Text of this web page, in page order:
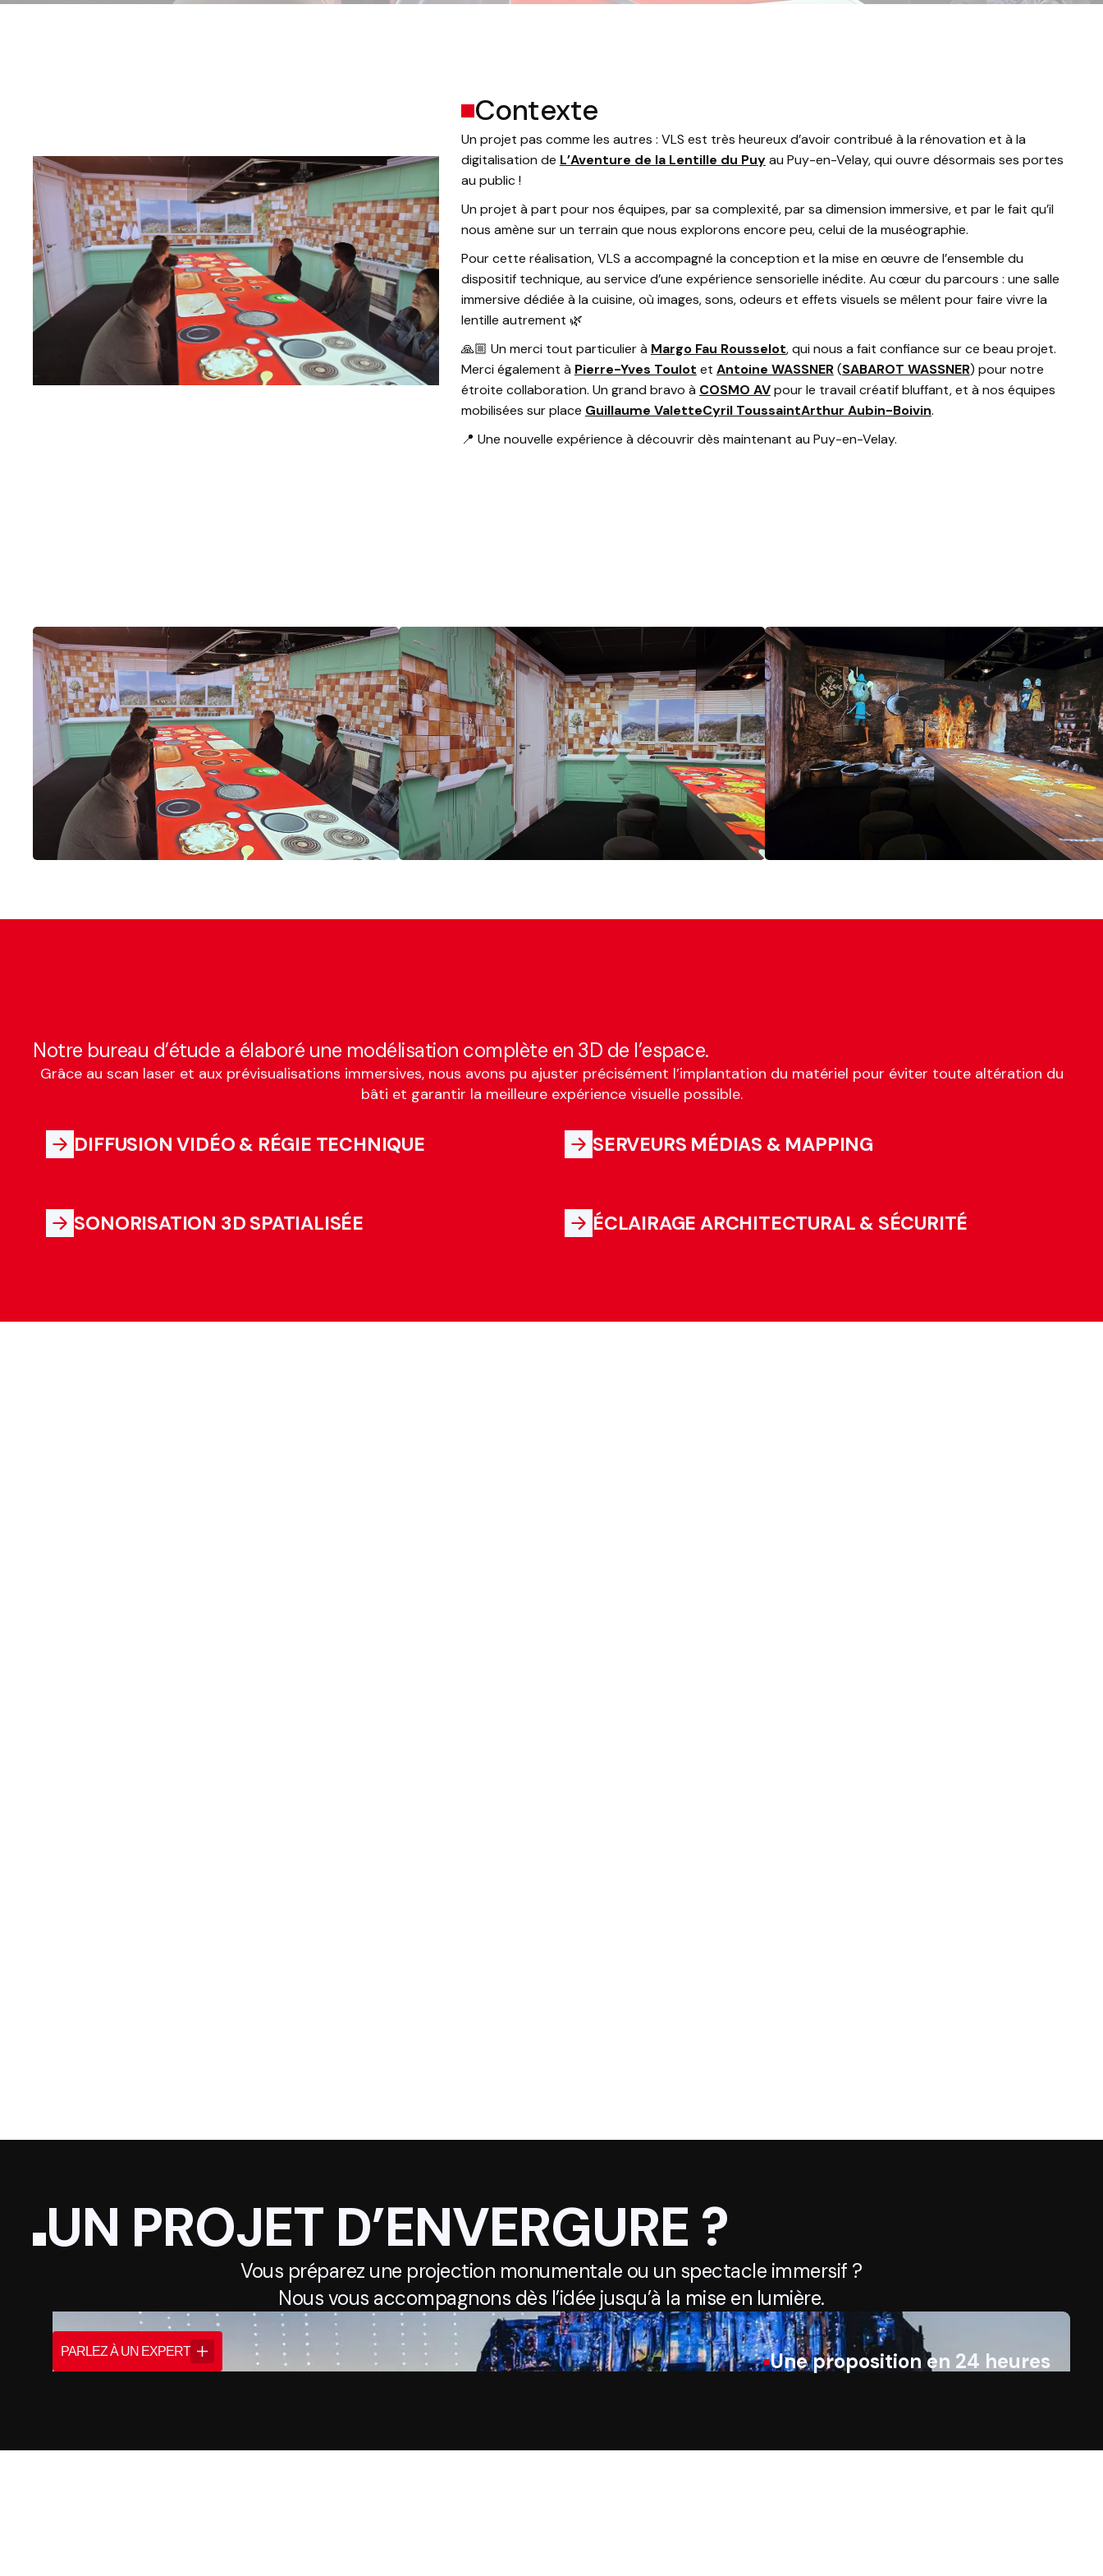
Contexte
Un projet pas comme les autres : VLS est très heureux d’avoir contribué à la rénovation et à la
digitalisation de L’Aventure de la Lentille du Puyau Puy-en-Velay, qui ouvre désormais ses portes
au public !
Un projet à part pour nos équipes, par sa complexité, par sa dimension immersive, et par le fait qu’il
nous amène sur un terrain que nous explorons encore peu, celui de la muséographie.
Pour cette réalisation, VLS a accompagné la conception et la mise en œuvre de l’ensemble du
dispositif technique, au service d’une expérience sensorielle inédite. Au cœur du parcours : une salle
immersive dédiée à la cuisine, où images, sons, odeurs et effets visuels se mêlent pour faire vivre la
lentille autrement 🌿
🙏🏼 Un merci tout particulier à Margo Fau Rousselot, qui nous a fait confiance sur ce beau projet.
Merci également à Pierre-Yves Toulot et Antoine WASSNER(SABAROT WASSNER) pour notre
étroite collaboration. Un grand bravo à COSMO AVpour le travail créatif bluffant, et à nos équipes
mobilisées sur place Guillaume ValetteCyril ToussaintArthur Aubin-Boivin.
📍 Une nouvelle expérience à découvrir dès maintenant au Puy-en-Velay.
Notre bureau d’étude a élaboré une modélisation complète en 3D de l’espace.
Grâce au scan laser et aux prévisualisations immersives, nous avons pu ajuster précisément l’implantation du matériel pour éviter toute altération du
bâti et garantir la meilleure expérience visuelle possible.
DIFFUSION VIDÉO & RÉGIE TECHNIQUE SERVEURS MÉDIAS & MAPPING
SONORISATION 3D SPATIALISÉE ÉCLAIRAGE ARCHITECTURAL & SÉCURITÉ
UN PROJET D’ENVERGURE ?
Vous préparez une projection monumentale ou un spectacle immersif ?
Nous vous accompagnons dès l’idée jusqu’à la mise en lumière.
PARLEZ À UN EXPERT Une proposition en 24 heures